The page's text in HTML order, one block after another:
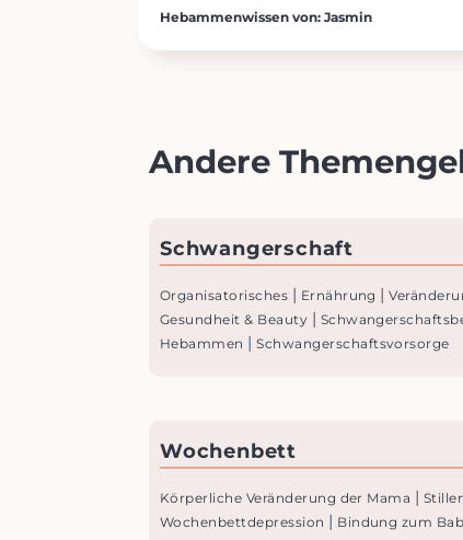
Hebammenwissen von: Jasmin
Andere
Schwanger­schaft
Organisatorisches | Ernährung |
Gesundheit & Beauty |
Hebammen |Schwangerschaftsvorsorge
Wochenbett
Körperliche Veränderung der Mama |
Wochenbettdepression | Bindung zum